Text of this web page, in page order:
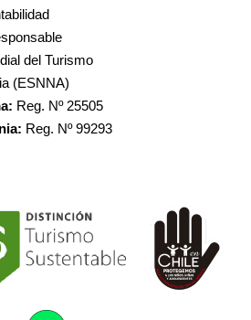
del Turismo
(ESNNA)
Reg. Nº 25505
Reg. Nº 99293